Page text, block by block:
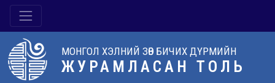
МОНГОЛ ХЭЛНИЙ ЗӨВ БИЧИХ ДҮРМИЙН
ЖУРАМЛАСАН ТОЛЬ